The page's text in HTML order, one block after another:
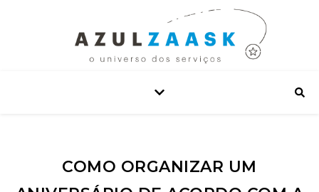
COMO ORGANIZAR UM